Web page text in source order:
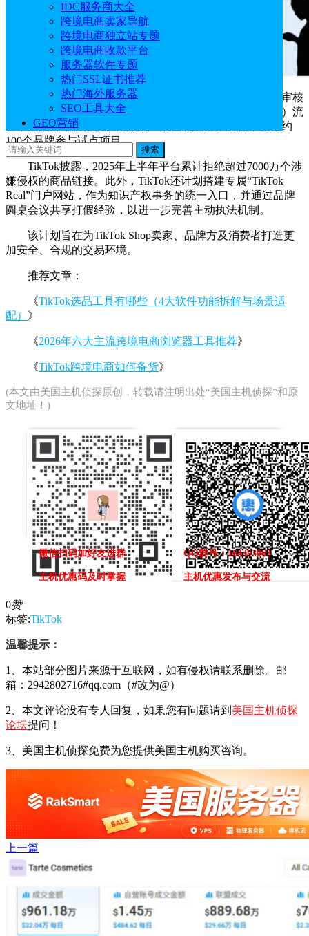
IDC服务商大全
跨境电商卖家导航
跨境电商独立站专题
跨境电商收款平台
服务器软件专题
热门SSL证书推荐
热门海外服务器
SEO工具大全
GEO营销
搜索
据了解，该计划新增品牌验证模块，允许权利方直接审核
卖家提交的品牌授权信息，同时优化“通知与下架”（NTD）流
程，并提升对疑似侵权商品的主动监测能力。目前，已有约
100个品牌参与试点项目。
TikTok披露，2025年上半年平台累计拒绝超过7000万个涉
嫌侵权的商品链接。此外，TikTok还计划搭建专属“TikTok
Real”门户网站，作为知识产权事务的统一入口，并通过品牌
圆桌会议共享打假经验，以进一步完善主动执法机制。
该计划旨在为TikTok Shop卖家、品牌方及消费者打造更
加安全、合规的交易环境。
推荐文章：
《TikTok选品工具有哪些（4大软件功能拆解与场景适
配） 》
《2026年六大主流跨境电商浏览器工具推荐》
《TikTok跨境电商如何备货》
(本文由美国主机侦探原创，转载请注明出处“美国主机侦探”和原
文地址！)
微信扫码加好友进群
主机优惠码及时掌握
QQ群号：164393063
主机优惠发布与交流
0赞
标签:TikTok
温馨提示：
1、本站部分图片来源于互联网，如有侵权请联系删除。邮
箱：2942802716#qq.com（#改为@）
2、本文评论没有专人回复，如果您有问题请到 美国主机侦探
论坛提问！
3、美国主机侦探免费为您提供美国主机购买咨询。
上一篇